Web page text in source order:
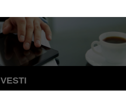
VESTI